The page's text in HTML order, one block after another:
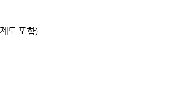
도 포함)